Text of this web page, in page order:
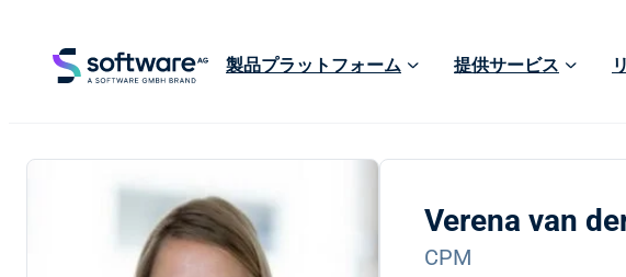
製品プラットフォーム 提供サービス
Verena van
CPM